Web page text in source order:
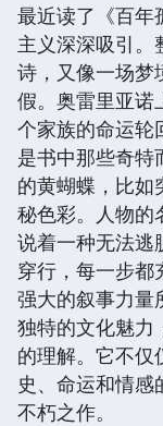
最近读了《百年
主义深深吸引。
诗，又像一场梦
假。奥雷里亚诺
个家族的命运轮
是书中那些奇特
的黄蝴蝶，比如
秘色彩。人物的
说着一种无法逃
穿行，每一步都
强大的叙事力量
独特的文化魅力
的理解。它不仅
史、命运和情
不朽之作。